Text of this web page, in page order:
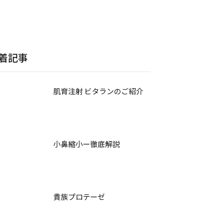
記事
肌育注射 ビタランのご紹介
小鼻縮小ー徹底解説
貴族プロテーゼ